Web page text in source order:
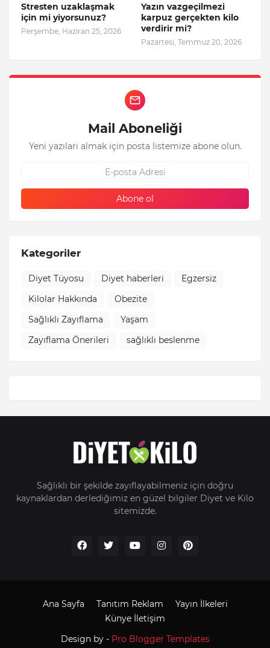
Stresten uzaklaşmak
için mi yiyorsunuz?
Perşembe, Haziran 25, 2026
Yazın vazgeçilmezi
karpuz gerçekten kilo
verdirir mi?
Pazartesi, Temmuz 20, 2026
Mail Aboneliği
Yeni yazıları almak için posta listemize abone olun.
Kategoriler
Diyet Tüyosu Diyet haberleri
Egzersiz
Kilolar Hakkında
Obezite
Sağlıklı Zayıflama
Yaşam
Zayıflama Önerileri
sağlıklı beslenme
Sağlıklı bir şekilde zayıflayabilmeniz için doğru
kaynaklardan derlediğimiz en güzel bilgiler Diyet ve Kilo
sitemizde.
Design by - Pro Blogger Templates
Ana Sayfa Tanıtım Reklam
Yayın İlkeleri
Künye İletişim